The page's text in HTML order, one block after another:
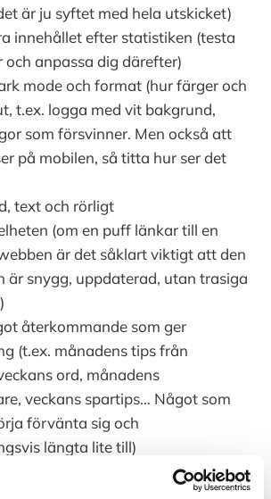
är ju syftet med hela utskicket)
innehållet efter statistiken (testa
och anpassa dig därefter)
mode och format (hur färger och
t.ex. logga med vit bakgrund,
som försvinner. Men också att
på mobilen, så titta hur ser det
text och rörligt
(om en puff länkar till en
är det såklart viktigt att den
är snygg, uppdaterad, utan trasiga
återkommande som ger
(t.ex. månadens tips från
ord, månadens
veckans spartips… Något som
förvänta sig och
längta lite till)
bjussiga! Ni vill att era mottagare
er som kunniga, schyssta,